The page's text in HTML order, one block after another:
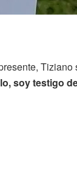
soy testigo